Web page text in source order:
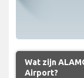
Wat zijn
Airport?